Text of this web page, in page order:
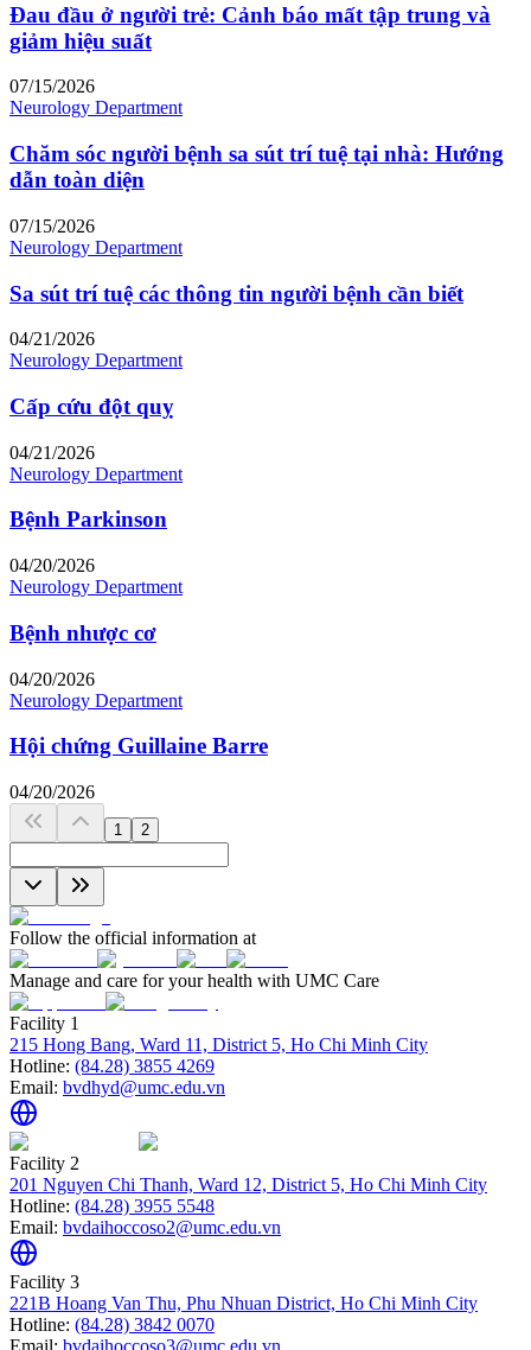
Đau đầu ở người trẻ: Cảnh báo mất tập trung và
giảm hiệu suất
07/15/2026
Neurology Department
Chăm sóc người bệnh sa sút trí tuệ tại nhà: Hướng
dẫn toàn diện
07/15/2026
Neurology Department
Sa sút trí tuệ các thông tin người bệnh cần biết
04/21/2026
Neurology Department
Cấp cứu đột quỵ
04/21/2026
Neurology Department
Bệnh Parkinson
04/20/2026
Neurology Department
Bệnh nhược cơ
04/20/2026
Neurology Department
Hội chứng Guillaine Barre
04/20/2026
1 2
Follow the official information at
Manage and care for your health with UMC Care
Facility 1
215 Hong Bang, Ward 11, District 5, Ho Chi Minh City
Hotline: (84.28) 3855 4269
Email: bvdhyd@umc.edu.vn
Facility 2
201 Nguyen Chi Thanh, Ward 12, District 5, Ho Chi Minh City
Hotline: (84.28) 3955 5548
Email: bvdaihoccoso2@umc.edu.vn
Facility 3
221B Hoang Van Thu, Phu Nhuan District, Ho Chi Minh City
Hotline: (84.28) 3842 0070
Email: bvdaihoccoso3@umc.edu.vn